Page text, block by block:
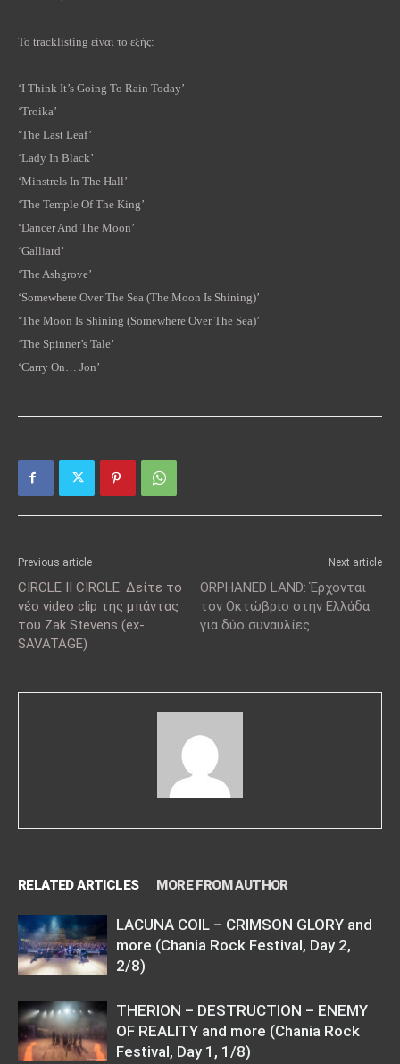
Το tracklisting είναι το εξής:
‘I Think It’s Going To Rain Today’
‘Troika’
‘The Last Leaf’
‘Lady In Black’
‘Minstrels In The Hall’
‘The Temple Of The King’
‘Dancer And The Moon’
‘Galliard’
‘The Ashgrove’
‘Somewhere Over The Sea (The Moon Is Shining)’
‘The Moon Is Shining (Somewhere Over The Sea)’
‘The Spinner’s Tale’
‘Carry On… Jon’
Previous article
CIRCLE II CIRCLE: Δείτε το
νέο video clip της μπάντας
του Zak Stevens (ex-
SAVATAGE)
Next article
ORPHANED LAND: Έρχονται
τον Οκτώβριο στην Ελλάδα
για δύο συναυλίες
RELATED ARTICLES MORE FROM AUTHOR
LACUNA COIL – CRIMSON GLORY and
more (Chania Rock Festival, Day 2,
2/8)
THERION – DESTRUCTION – ENEMY
OF REALITY and more (Chania Rock
Festival, Day 1, 1/8)